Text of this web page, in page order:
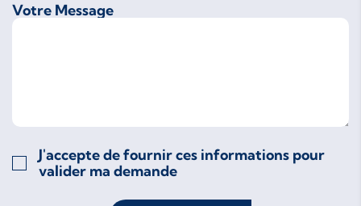
Votre Message
J'accepte de fournir ces informations pour
valider ma demande